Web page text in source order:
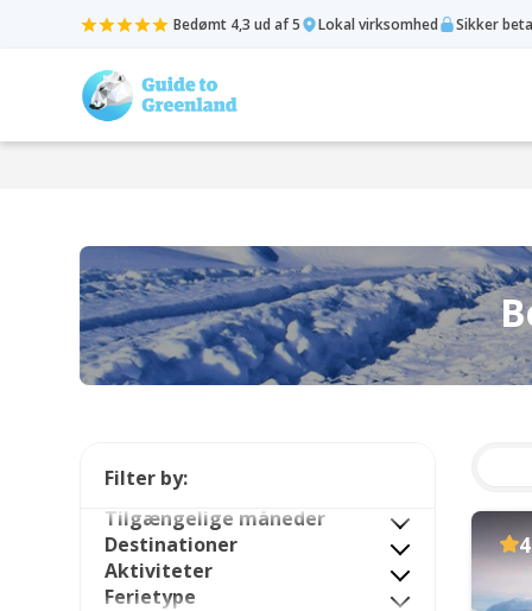
Bedømt 4,3 ud af 5 Lokal virksomhed Sikker
Filter by:
Tilgængelige måneder
Destinationer
Aktiviteter
Ferietype